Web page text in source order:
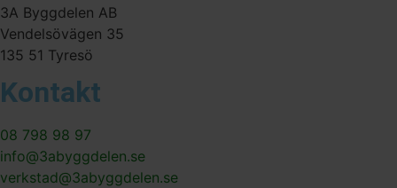
3A Byggdelen AB
Vendelsövägen 35
135 51 Tyresö
Kontakt
08 798 98 97
info@3abyggdelen.se
verkstad@3abyggdelen.se